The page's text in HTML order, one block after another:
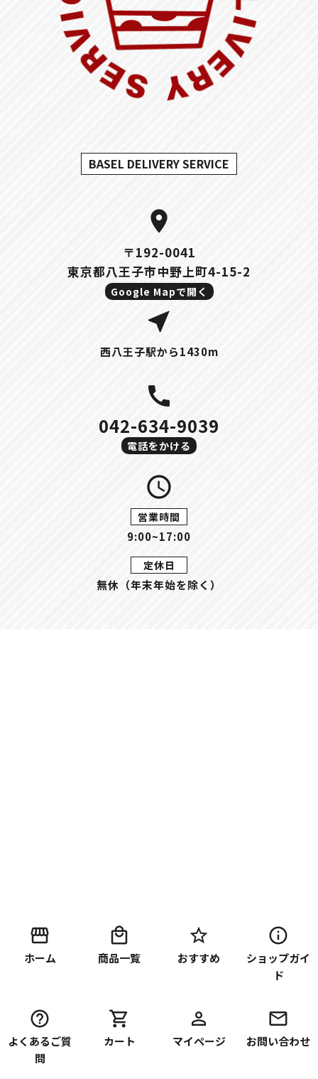
BASEL DELIVERY SERVICE
location_on
〒192-0041
東京都八王子市中野上町4-15-2
Google Mapで開く
near_me
西八王子駅から1430m
call
042-634-9039
電話をかける
query_builder
営業時間
9:00~17:00
定休日
無休（年末年始を除く）
ホーム 商品一覧 おすすめ
ショップガイ
ド
よくあるご質
問
カート マイページ お問い合わせ